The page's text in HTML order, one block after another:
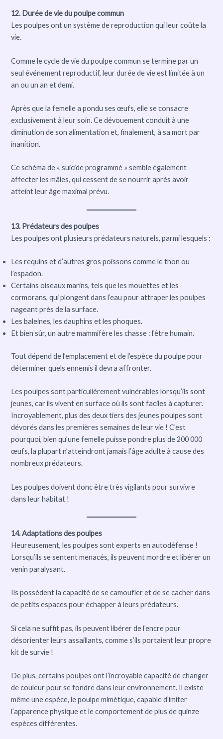
12. Durée de vie du poulpe commun
Les poulpes ont un système de reproduction qui leur coûte la
vie.
Comme le cycle de vie du poulpe commun se termine par un
seul événement reproductif, leur durée de vie est limitée à un
an ou un an et demi.
Après que la femelle a pondu ses œufs, elle se consacre
exclusivement à leur soin. Ce dévouement conduit à une
diminution de son alimentation et, finalement, à sa mort par
inanition.
Ce schéma de « suicide programmé » semble également
affecter les mâles, qui cessent de se nourrir après avoir
atteint leur âge maximal prévu.
13. Prédateurs des poulpes
Les poulpes ont plusieurs prédateurs naturels, parmi lesquels :
Les requins et d’autres gros poissons comme le thon ou
l’espadon.
Certains oiseaux marins, tels que les mouettes et les
cormorans, qui plongent dans l’eau pour attraper les poulpes
nageant près de la surface.
Les baleines, les dauphins et les phoques.
Et bien sûr, un autre mammifère les chasse : l’être humain.
Tout dépend de l’emplacement et de l’espèce du poulpe pour
déterminer quels ennemis il devra affronter.
Les poulpes sont particulièrement vulnérables lorsqu’ils sont
jeunes, car ils vivent en surface où ils sont faciles à capturer.
Incroyablement, plus des deux tiers des jeunes poulpes sont
dévorés dans les premières semaines de leur vie ! C’est
pourquoi, bien qu’une femelle puisse pondre plus de 200 000
œufs, la plupart n’atteindront jamais l’âge adulte à cause des
nombreux prédateurs.
Les poulpes doivent donc être très vigilants pour survivre
dans leur habitat !
14. Adaptations des poulpes
Heureusement, les poulpes sont experts en autodéfense !
Lorsqu’ils se sentent menacés, ils peuvent mordre et libérer un
venin paralysant.
Ils possèdent la capacité de se camoufler et de se cacher dans
de petits espaces pour échapper à leurs prédateurs.
Si cela ne suffit pas, ils peuvent libérer de l’encre pour
désorienter leurs assaillants, comme s’ils portaient leur propre
kit de survie !
De plus, certains poulpes ont l’incroyable capacité de changer
de couleur pour se fondre dans leur environnement. Il existe
même une espèce, le poulpe mimétique, capable d’imiter
l’apparence physique et le comportement de plus de quinze
espèces différentes.